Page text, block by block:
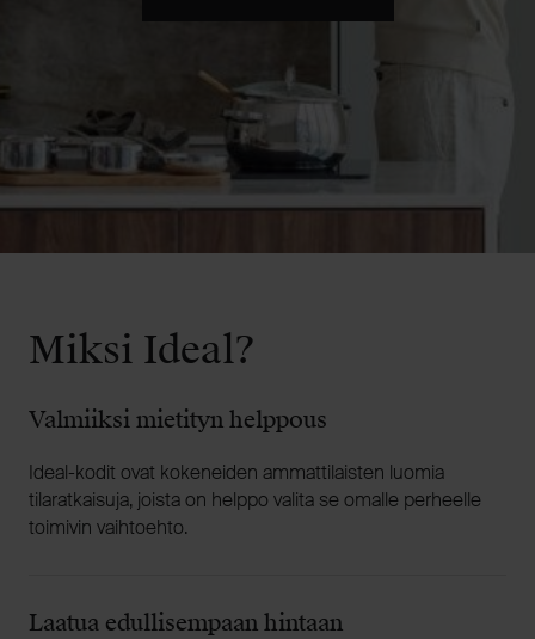
Miksi Ideal?
Valmiiksi mietityn helppous
Ideal-kodit ovat kokeneiden ammattilaisten luomia
tilaratkaisuja, joista on helppo valita se omalle perheelle
toimivin vaihtoehto.
Laatua edullisempaan hintaan